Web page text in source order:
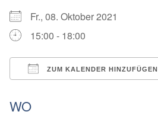
Fr., 08. Oktober 2021
15:00 - 18:00
ZUM KALENDER HINZUFÜGEN
WO